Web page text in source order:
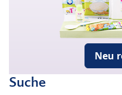
Neu
Suche